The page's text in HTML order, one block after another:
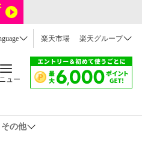
楽天市場 楽天グループ
ュー
その他